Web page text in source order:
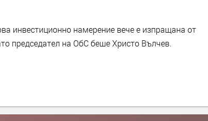
инвестиционно намерение вече е изпращана от
председател на ОбС беше Христо Вълчев.